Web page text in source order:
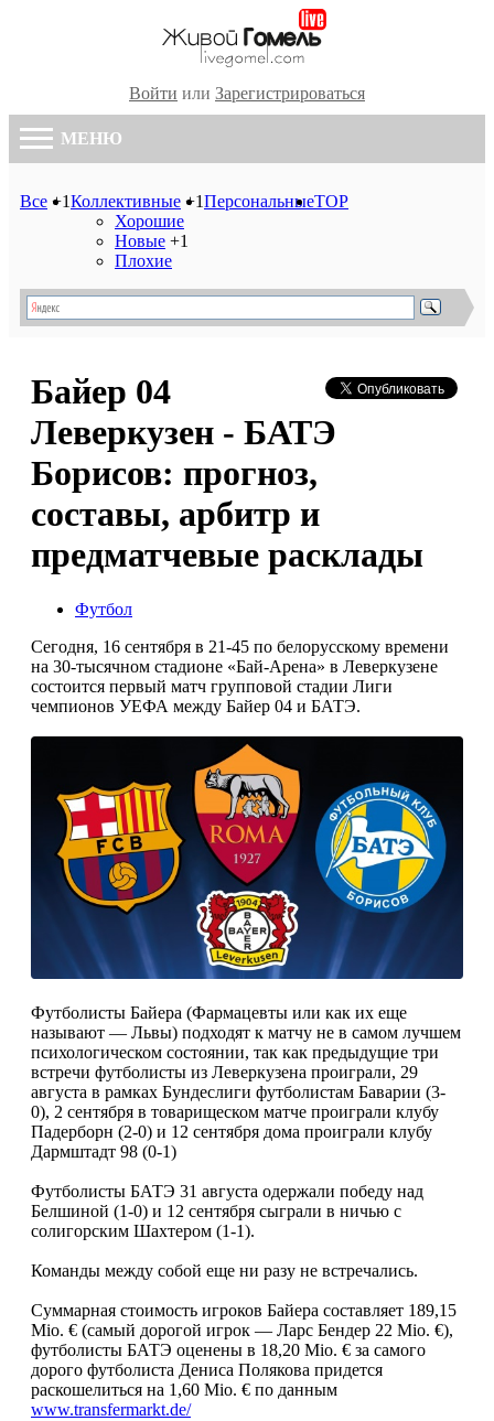
Войти или Зарегистрироваться
МЕНЮ
Все +1Коллективные +1
Хорошие
Новые +1
Плохие
ПерсональныеTOP
Байер 04
Леверкузен - БАТЭ
Борисов: прогноз,
составы, арбитр и
предматчевые расклады
Футбол
Сегодня, 16 сентября в 21-45 по белорусскому времени
на 30-тысячном стадионе «Бай-Арена» в Леверкузене
состоится первый матч групповой стадии Лиги
чемпионов УЕФА между Байер 04 и БАТЭ.
Футболисты Байера (Фармацевты или как их еще
называют — Львы) подходят к матчу не в самом лучшем
психологическом состоянии, так как предыдущие три
встречи футболисты из Леверкузена проиграли, 29
августа в рамках Бундеслиги футболистам Баварии (3-
0), 2 сентября в товарищеском матче проиграли клубу
Падерборн (2-0) и 12 сентября дома проиграли клубу
Дармштадт 98 (0-1)
Футболисты БАТЭ 31 августа одержали победу над
Белшиной (1-0) и 12 сентября сыграли в ничью с
солигорским Шахтером (1-1).
Команды между собой еще ни разу не встречались.
Суммарная стоимость игроков Байера составляет 189,15
Mio. € (самый дорогой игрок — Ларс Бендер 22 Mio. €),
футболисты БАТЭ оценены в 18,20 Mio. € за самого
дорого футболиста Дениса Полякова придется
раскошелиться на 1,60 Mio. € по данным
www.transfermarkt.de/